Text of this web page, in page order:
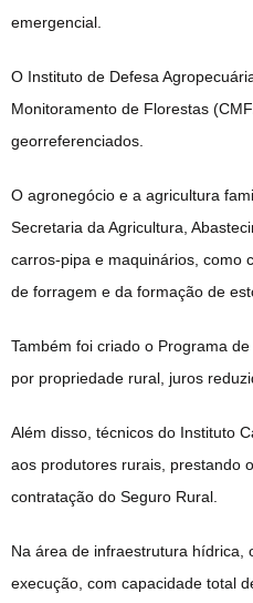
emergencial.
O Instituto de Defesa
Monitoramento de Florestas
georreferenciados.
O agronegócio e a agricultura
Secretaria da Agricultura,
carros-pipa e maquinários, como
de forragem e da formação de
Também foi criado o Programa
por propriedade rural, juros
Além disso, técnicos do Instituto
aos produtores rurais, prestando
contratação do Seguro Rural.
Na área de infraestrutura hídrica,
execução, com capacidade total